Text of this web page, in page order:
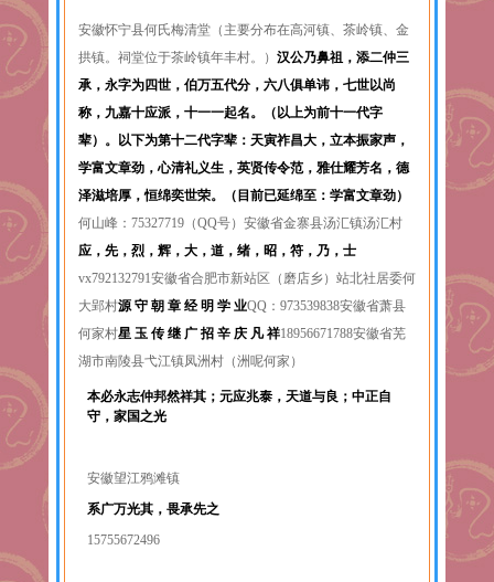
安徽怀宁县何氏梅清堂（主要分布在高河镇、茶岭镇、金
拱镇。祠堂位于茶岭镇年丰村。） 汉公乃鼻祖，添二仲三
承，永字为四世，伯万五代分，六八俱单讳，七世以尚
称，九嘉十应派，十一一起名。（以上为前十一代字
辈）。以下为第十二代字辈：天寅祚昌大，立本振家声，
学富文章劲，心清礼义生，英贤传令范，雅仕耀芳名，德
泽滋培厚，恒绵奕世荣。（目前已延绵至：学富文章劲）
何山峰：75327719（QQ号） 安徽省金寨县汤汇镇汤汇村
应，先，烈，辉，大，道，绪，昭，符，乃，士
vx792132791安徽省合肥市新站区（磨店乡）站北社居委何
大郢村源 守 朝 章 经 明 学 业QQ：973539838安徽省萧县
何家村星 玉 传 继 广 招 辛 庆 凡 祥18956671788安徽省芜
湖市南陵县弋江镇凤洲村（洲呢何家）
本必永志仲邦然祥其；元应兆泰，天道与良；中正自
守，家国之光
安徽望江鸦滩镇
系广万光其，畏承先之
15755672496